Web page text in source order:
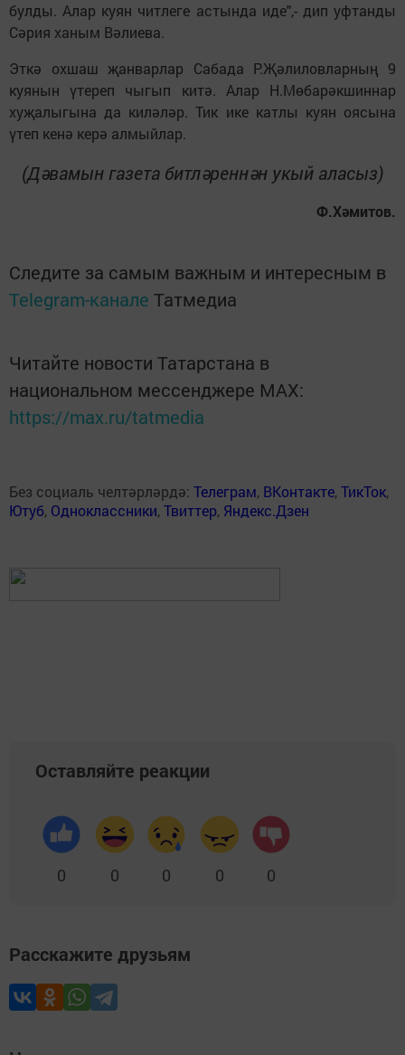
булды. Алар куян читлеге астында иде",- дип уфтанды
Сәрия ханым Вәлиева.
Эткә охшаш җанварлар Сабада Р.Җә­лиловларның 9
куянын үтереп чыгып китә. Алар Н.Мөбарәкшиннар
хуҗа­лыгына да киләләр. Тик ике катлы куян оясына
үтеп кенә керә алмыйлар.
(Дәвамын газета битләреннән укый аласыз)
Ф.Хәмитов.
Следите за самым важным и интересным в
Telegram-канале Татмедиа
Читайте новости Татарстана в
национальном мессенджере MАХ:
https://max.ru/tatmedia
Без социаль челтәрләрдә: Телеграм, ВКонтакте,ТикТок,
Ютуб, Одноклассники,Твиттер, Яндекс.Дзен
Оставляйте реакции
0 0 0 0 0
Расскажите друзьям